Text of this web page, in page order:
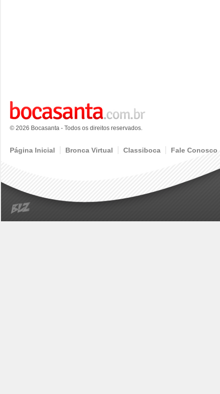
© 2026 Bocasanta - Todos os direitos reservados.
Página Inicial Bronca Virtual Classiboca Fale Conosco